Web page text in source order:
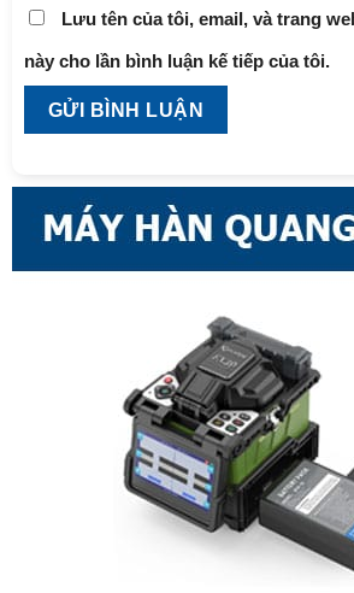
Lưu tên của tôi, email, và trang
này cho lần bình luận kế tiếp của tôi.